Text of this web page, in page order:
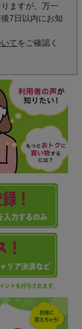
ますが、万一
7日以内にお知
て をご確認く